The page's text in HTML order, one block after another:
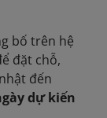
bố trên hệ
đặt chỗ,
đến
dự kiến